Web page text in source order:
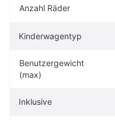
Anzahl Räder
Kinderwagentyp
Benutzergewicht
(max)
Inklusive